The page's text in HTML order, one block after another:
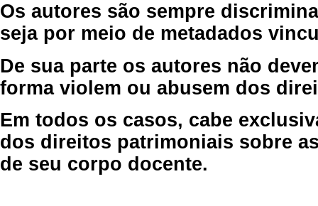
Os autores são sempre
seja por meio de metadados
De sua parte os autores não
forma violem ou abusem dos
Em todos os casos, cabe
dos direitos patrimoniais sobre
de seu corpo docente.